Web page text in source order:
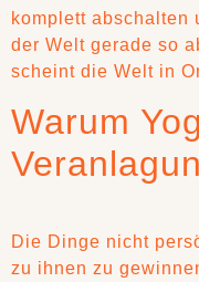
komplett abschalten
der Welt gerade so
scheint die Welt in
Warum
Die Dinge nicht
zu ihnen zu